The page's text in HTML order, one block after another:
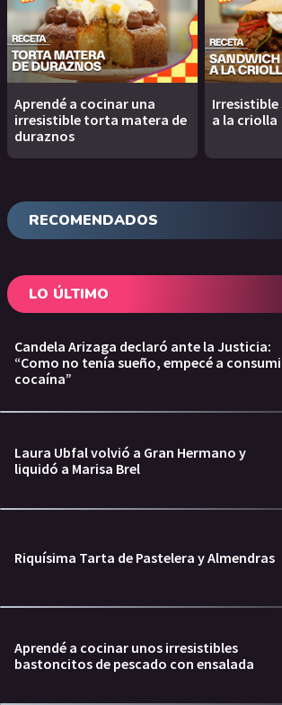
Aprendé a cocinar una
irresistible torta matera de
duraznos
Irresistible
a la criolla
RECOMENDADOS
LO ÚLTIMO
Candela Arizaga declaró ante la Justicia:
“Como no tenía sueño, empecé a
cocaína”
Laura Ubfal volvió a Gran Hermano y
liquidó a Marisa Brel
Riquísima Tarta de Pastelera y Almendras
Aprendé a cocinar unos irresistibles
bastoncitos de pescado con ensalada